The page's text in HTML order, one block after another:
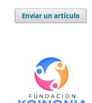
Enviar un artículo